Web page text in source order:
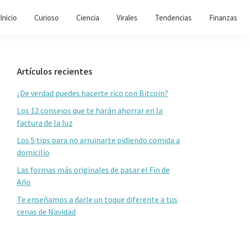
Inicio Curioso Ciencia Virales Tendencias Finanzas
Barra
lateral
primaria
Artículos recientes
¿De verdad puedes hacerte rico con Bitcoin?
Los 12 consejos que te harán ahorrar en la
factura de la luz
Los 5 tips para no arruinarte pidiendo comida a
domicilio
Las formas más originales de pasar el Fin de
Año
Te enseñamos a darle un toque diferente a tus
cenas de Navidad